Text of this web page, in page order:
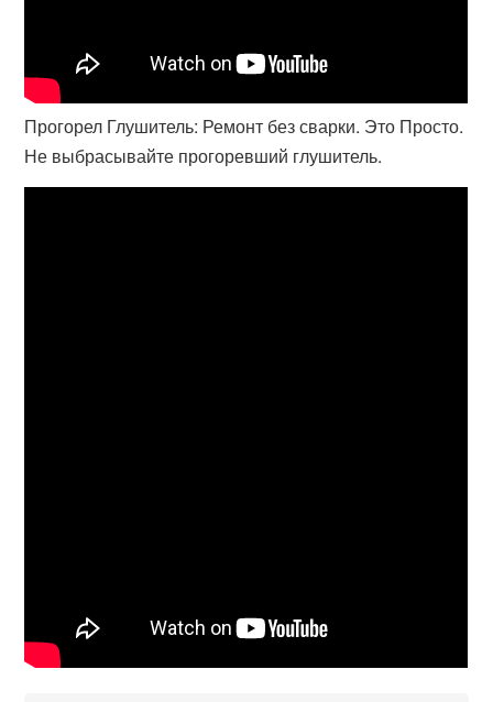
Прогорел Глушитель: Ремонт без сварки. Это Просто.
Не выбрасывайте прогоревший глушитель.